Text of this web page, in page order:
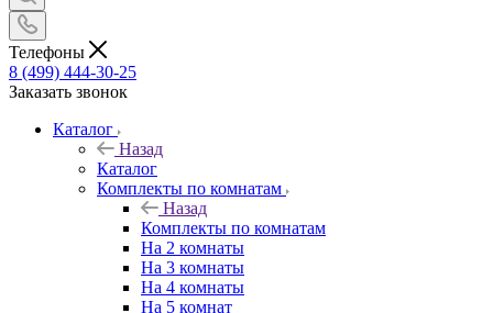
Телефоны
8 (499) 444-30-25
Заказать звонок
Каталог
Назад
Каталог
Комплекты по комнатам
Назад
Комплекты по комнатам
На 2 комнаты
На 3 комнаты
На 4 комнаты
На 5 комнат